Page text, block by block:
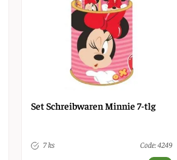
Set Schreibwaren Minnie 7-tlg
7 ks Code: 4249